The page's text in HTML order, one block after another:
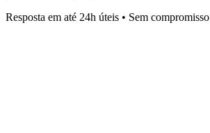
Resposta em até 24h úteis • Sem compromisso